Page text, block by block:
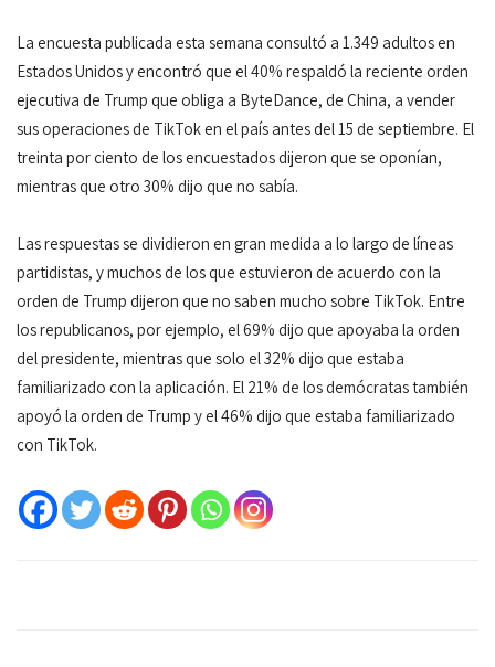
La encuesta publicada esta semana consultó a 1.349 adultos en
Estados Unidos y encontró que el 40% respaldó la reciente orden
ejecutiva de Trump que obliga a ByteDance, de China, a vender
sus operaciones de TikTok en el país antes del 15 de septiembre. El
treinta por ciento de los encuestados dijeron que se oponían,
mientras que otro 30% dijo que no sabía.
Las respuestas se dividieron en gran medida a lo largo de líneas
partidistas, y muchos de los que estuvieron de acuerdo con la
orden de Trump dijeron que no saben mucho sobre TikTok. Entre
los republicanos, por ejemplo, el 69% dijo que apoyaba la orden
del presidente, mientras que solo el 32% dijo que estaba
familiarizado con la aplicación. El 21% de los demócratas también
apoyó la orden de Trump y el 46% dijo que estaba familiarizado
con TikTok.